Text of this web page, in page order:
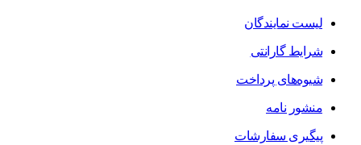
لیست نمایندگان
شرایط گارانتی
شیوه‌های پرداخت
منشور نامه
پیگیری سفارشات